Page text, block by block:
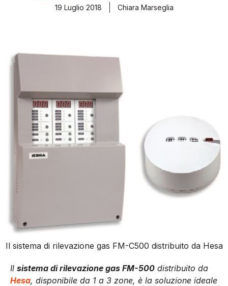
19 Luglio 2018
Chiara Marseglia
Il sistema di rilevazione gas FM-C500 distribuito da Hesa
Il sistema di rilevazione gas FM-500 distribuito da
Hesa, disponibile da 1 a 3 zone, è la soluzione ideale